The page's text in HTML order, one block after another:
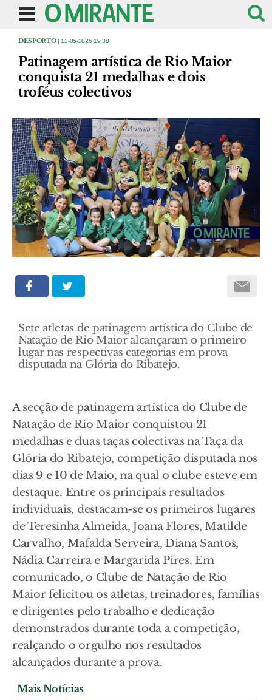
DESPORTO| 12-05-2026 19:38
Patinagem artística de Rio Maior
conquista 21 medalhas e dois
troféus colectivos
Sete atletas de patinagem artística do Clube de
Natação de Rio Maior alcançaram o primeiro
lugar nas respectivas categorias em prova
disputada na Glória do Ribatejo.
A secção de patinagem artística do Clube de
Natação de Rio Maior conquistou 21
medalhas e duas taças colectivas na Taça da
Glória do Ribatejo, competição disputada nos
dias 9 e 10 de Maio, na qual o clube esteve em
destaque. Entre os principais resultados
individuais, destacam-se os primeiros lugares
de Teresinha Almeida, Joana Flores, Matilde
Carvalho, Mafalda Serveira, Diana Santos,
Nádia Carreira e Margarida Pires. Em
comunicado, o Clube de Natação de Rio
Maior felicitou os atletas, treinadores, famílias
e dirigentes pelo trabalho e dedicação
demonstrados durante toda a competição,
realçando o orgulho nos resultados
alcançados durante a prova.
Mais Notícias